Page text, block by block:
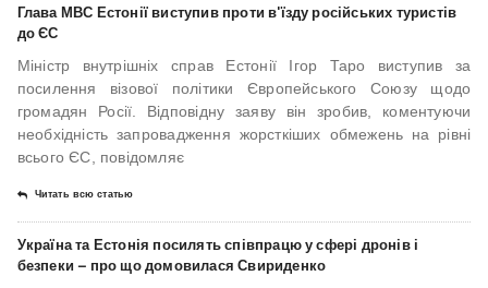
Глава МВС Естонії виступив проти в'їзду російських туристів
до ЄС
Міністр внутрішніх справ Естонії Ігор Таро виступив за
посилення візової політики Європейського Союзу щодо
громадян Росії. Відповідну заяву він зробив, коментуючи
необхідність запровадження жорсткіших обмежень на рівні
всього ЄС, повідомляє
Читать всю статью
Україна та Естонія посилять співпрацю у сфері дронів і
безпеки – про що домовилася Свириденко